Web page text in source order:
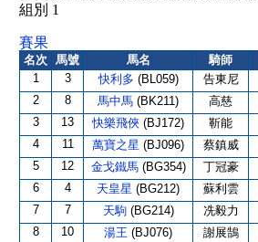
組別 1
賽果
名次 馬號 馬名 騎師
1
3 快利多 (BL059) 告東尼
2 8 馬中馬 (BK211) 高慈
3 13 快樂飛俠 (BJ172) 靳能
4 11 萬寶之星 (BJ096) 蔡鎮威
5 12 金戈鐵馬 (BG354) 丁冠豪
6 4 天皇星 (BG212) 蘇利雲
7 7 天駒 (BG214) 冼毅力
8 10 湯王 (BJ076) 謝展鵠